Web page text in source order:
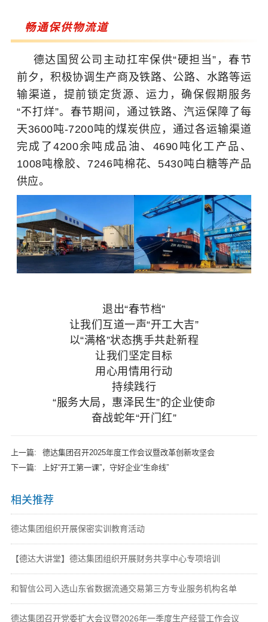
畅通保供物流道
德达国贸公司主动扛牢保供“硬担当”，春节
前夕，积极协调生产商及铁路、公路、水路等运
输渠道，提前锁定货源、运力，确保假期服务
“不打烊”。春节期间，通过铁路、汽运保障了每
天3600吨-7200吨的煤炭供应，通过各运输渠道
完成了4200余吨成品油、4690吨化工产品、
1008吨橡胶、7246吨棉花、5430吨白糖等产品
供应。
退出“春节档”
让我们互道一声“开工大吉”
以“满格”状态携手共赴新程
让我们坚定目标
用心用情用行动
持续践行
“服务大局，惠泽民生”的企业使命
奋战蛇年“开门红”
上一篇:
德达集团召开2025年度工作会议暨改革创新攻坚会
下一篇:
上好“开工第一课”，守好企业“生命线”
相关推荐
德达集团组织开展保密实训教育活动
【德达大讲堂】德达集团组织开展财务共享中心专项培训
和智信公司入选山东省数据流通交易第三方专业服务机构名单
德达集团召开党委扩大会议暨2026年一季度生产经营工作会议